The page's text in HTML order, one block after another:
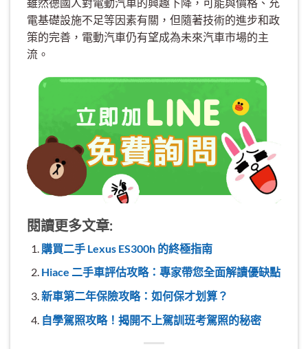
電基礎設施不足等因素有關，但隨著技術的進步和政
策的完善，電動汽車仍有望成為未來汽車市場的主
流。
閱讀更多文章:
購買二手 Lexus ES300h 的終極指南
Hiace 二手車評估攻略：專家帶您全面解讀優缺點
新車第二年保險攻略：如何保才划算？
自學駕照攻略！揭開不上駕訓班考駕照的秘密